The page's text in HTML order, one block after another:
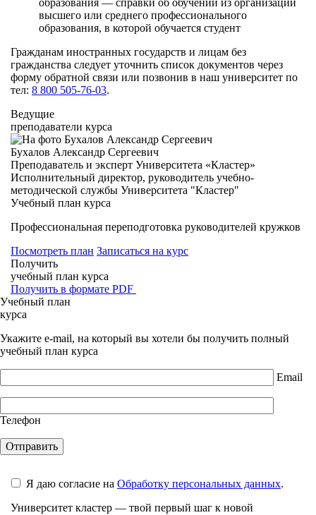
высшего или среднего профессионального
образования, в которой обучается студент
Гражданам иностранных государств и лицам без
гражданства следует уточнить список документов через
форму обратной связи или позвонив в наш университет по
тел: 8 800 505-76-03.
Ведущие
преподаватели курса
Бухалов Александр Сергеевич
Преподаватель и эксперт Университета «Кластер»
Исполнительный директор, руководитель учебно-
методической службы Университета "Кластер"
Учебный план курса
Профессиональная переподготовка руководителей кружков
Посмотреть план Записаться на курс
Получить
учебный план курса
Получить в формате PDF
Учебный план
курса
Укажите e-mail, на который вы хотели бы получить полный
учебный план курса
Email
Телефон
Я даю согласие на Обработку персональных данных.
Университет кластер — твой первый шаг к новой